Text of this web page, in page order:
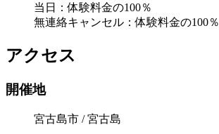
当日：体験料金の100％
無連絡キャンセル：体験料金の100％
アクセス
開催地
宮古島市 / 宮古島